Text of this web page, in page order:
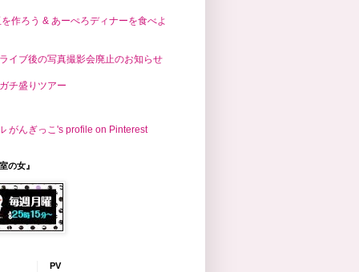
作ろう & あーぺろディナーを食べよ
イブ後の写真撮影会廃止のお知らせ
チ盛りツアー
がんぎっこ's profile on Pinterest
の女』
PV